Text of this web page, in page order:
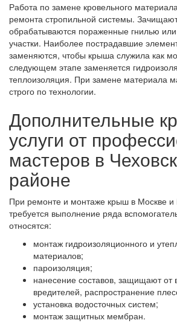
Работа по замене кровельного
ремонта стропильной системы.
обрабатываются пораженные гнилью
участки. Наиболее пострадавшие
заменяются, чтобы крыша служила как
следующем этапе заменяется
теплоизоляция. При замене материала
строго по технологии.
Дополнительные
услуги от
мастеров в
районе
При ремонте и монтаже крыш в Москве и
требуется выполнение ряда
относятся:
монтаж гидроизоляционного и
материалов;
пароизоляция;
нанесение составов, защищают от
вредителей, распространение
установка водосточных систем;
монтаж защитных мембран.